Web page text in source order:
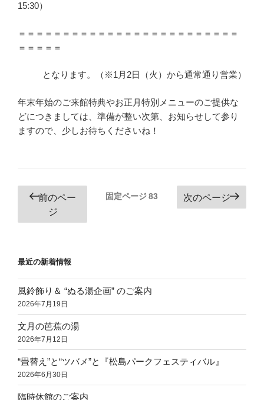
15:30）
＝＝＝＝＝＝＝＝＝＝＝＝＝＝＝＝＝＝＝＝＝＝＝＝＝
＝＝＝＝＝
となります。（※1月2日（火）から通常通り営業）
年末年始のご来館特典やお正月特別メニューのご提供な
どにつきましては、準備が整い次第、お知らせして参り
ますので、少しお待ちくださいね！
の
ー
ジ
送
り
前のペー
ジ
固定ページ83 次のページ
最近の新着情報
風鈴飾り＆ “ぬる湯企画” のご案内
2026年7月19日
文月の芭蕉の湯
2026年7月12日
“畳替え”と“ツバメ”と『松島パークフェスティバル』
2026年6月30日
臨時休館のご案内